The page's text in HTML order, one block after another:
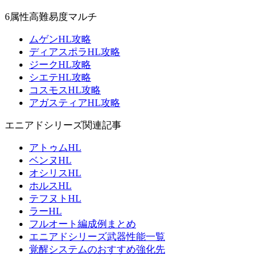
6属性高難易度マルチ
ムゲンHL攻略
ディアスポラHL攻略
ジークHL攻略
シエテHL攻略
コスモスHL攻略
アガスティアHL攻略
エニアドシリーズ関連記事
アトゥムHL
ベンヌHL
オシリスHL
ホルスHL
テフヌトHL
ラーHL
フルオート編成例まとめ
エニアドシリーズ武器性能一覧
覚醒システムのおすすめ強化先